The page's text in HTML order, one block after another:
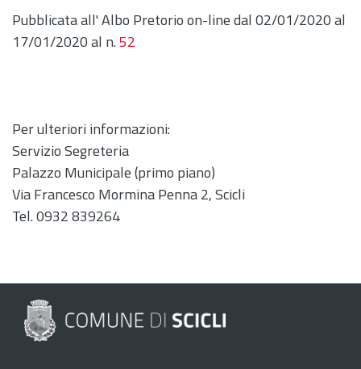
Pubblicata all' Albo Pretorio on-line dal 02/01/2020 al
17/01/2020 al n.52
Per ulteriori informazioni:
Servizio Segreteria
Palazzo Municipale (primo piano)
Via Francesco Mormina Penna 2, Scicli
Tel. 0932 839264